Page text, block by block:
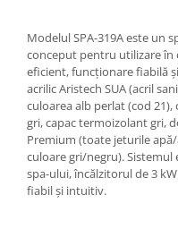
Modelul SPA-319A este un
conceput pentru utilizare în
eficient, funcționare fiabilă
acrilic Aristech SUA (acril
culoarea alb perlat (cod 21),
gri, capac termoizolant gri,
Premium (toate jeturile
culoare gri/negru).
spa-ului, încălzitorul de 3
fiabil și intuitiv.